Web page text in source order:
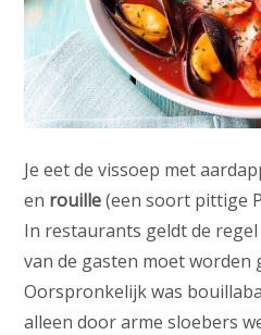
Je eet de vissoep met
en rouille(een soort pittige
In restaurants geldt de
van de gasten moet worden
Oorspronkelijk was
alleen door arme sloebers